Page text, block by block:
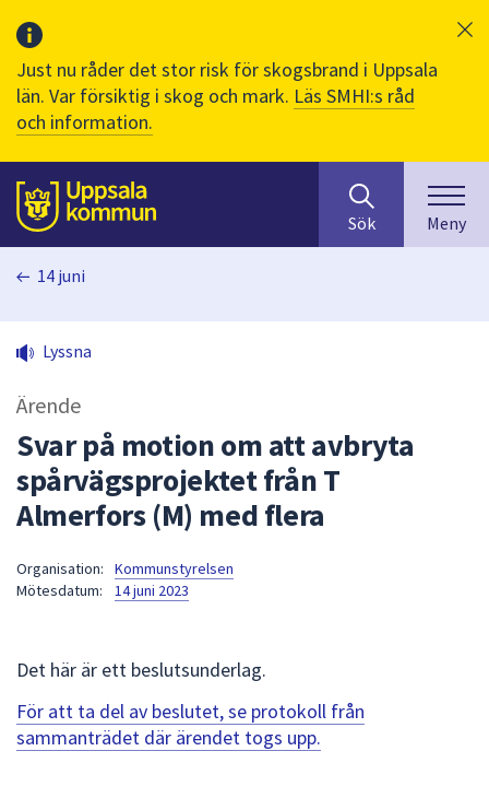
Just nu råder det stor risk för skogsbrand i Uppsala
län. Var försiktig i skog och mark. Läs SMHI:s råd
och information.
Till sidans
huvudinnehåll
efter
innehåll
på
sökfältet
kommer
sökförslag
att
att
navigera
mellan
Sök Meny
14 juni
Lyssna
Ärende
Svar på motion om att avbryta
spårvägsprojektet från T
Almerfors (M) med flera
Organisation:
Kommunstyrelsen
Mötesdatum:
14 juni 2023
Det här är ett beslutsunderlag.
För att ta del av beslutet, se protokoll från
sammanträdet där ärendet togs upp.